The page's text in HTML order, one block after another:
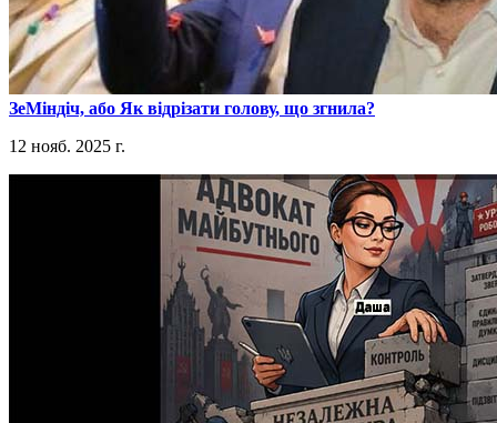
​ЗеМіндіч, або Як відрізати голову, що згнила?
12 нояб. 2025 г.